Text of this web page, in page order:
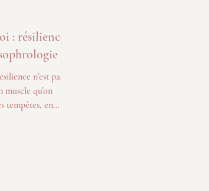
: résilience,
n’est pas
muscle qu’on
tempêtes, en